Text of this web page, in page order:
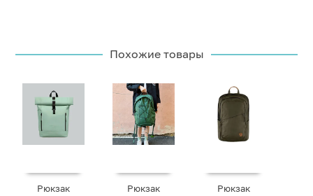
Похожие товары
Рюкзак
Рюкзак
Рюкзак